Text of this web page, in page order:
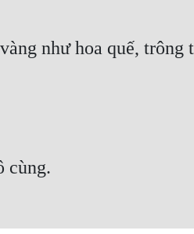
như hoa quế, trông
cùng.